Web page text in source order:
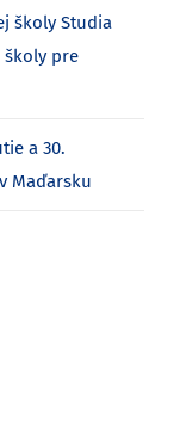
školy Studia
školy pre
a 30.
Maďarsku